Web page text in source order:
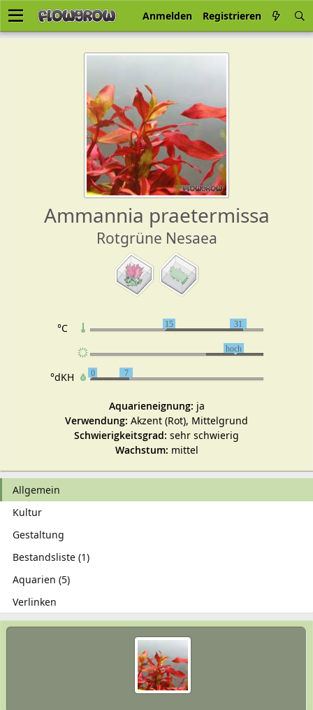
Anmelden Registrieren
Ammannia praetermissa
Rotgrüne Nesaea
°C 15 31
hoch
°dKH 0 7
Aquarieneignung: ja
Verwendung: Akzent (Rot), Mittelgrund
Schwierigkeitsgrad: sehr schwierig
Wachstum: mittel
Allgemein
Kultur
Gestaltung
Bestandsliste (1)
Aquarien (5)
Verlinken